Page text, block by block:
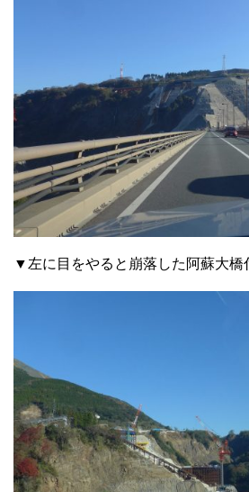
▼左に目をやると崩落した阿蘇大橋